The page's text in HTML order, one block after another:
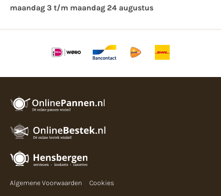
maandag 3 t/m maandag 24 augustus
Algemene Voorwaarden Cookies